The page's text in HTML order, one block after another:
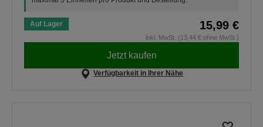
Auf Lager 15,99 €
inkl. MwSt. (13,44 € ohne MwSt.)
Jetzt kaufen
Verfügbarkeit in Ihrer Nähe